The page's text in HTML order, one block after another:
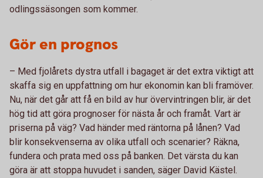
odlingssäsongen som kommer.
Gör en prognos
– Med fjolårets dystra utfall i bagaget är det extra viktigt att
skaffa sig en uppfattning om hur ekonomin kan bli framöver.
Nu, när det går att få en bild av hur övervintringen blir, är det
hög tid att göra prognoser för nästa år och framåt. Vart är
priserna på väg? Vad händer med räntorna på lånen? Vad
blir konsekvenserna av olika utfall och scenarier? Räkna,
fundera och prata med oss på banken. Det värsta du kan
göra är att stoppa huvudet i sanden, säger David Kästel.